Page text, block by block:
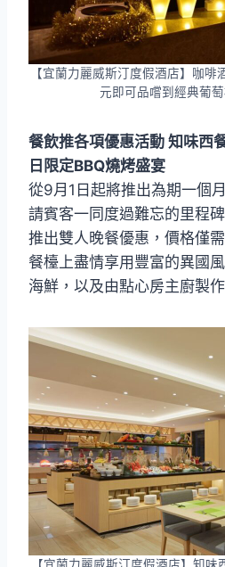
【宜蘭力麗威斯汀度假酒店】咖
元即可品嚐到經典葡
餐飲推各項優惠活動 知味西
日限定BBQ燒烤盛宴
從9月1日起將推出為期一個
請賓客一同度過難忘的里程
推出雙人晚餐優惠，價格僅
餐檯上盡情享用豐富的異國
海鮮，以及由點心房主廚製